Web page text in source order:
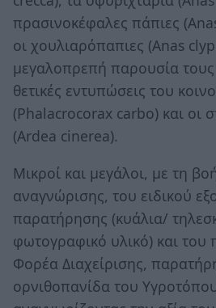
πρασινοκέφαλες πάπιες
οι χουλιαρόπαπιες (Anas
μεγαλοπρεπή παρουσία τους
θετικές εντυπώσεις του
(Phalacrocorax carbo) και οι
(Ardea cinerea).
Μικροί και μεγάλοι, με τη
αναγνώρισης, του ειδικού
παρατήρησης (κυάλια/
φωτογραφικό υλικό) και
Φορέα Διαχείρισης,
ορνιθοπανίδα του